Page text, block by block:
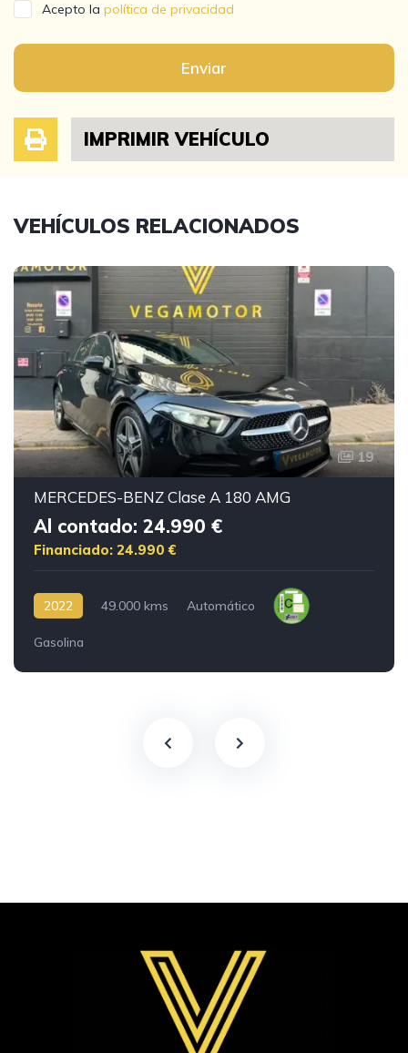
Acepto la política de privacidad
Enviar
IMPRIMIR VEHÍCULO
VEHÍCULOS RELACIONADOS
19
MERCEDES-BENZ Clase A 180 AMG
Al contado: 24.990 €
Financiado: 24.990 €
2022 49.000 kms Automático
Gasolina